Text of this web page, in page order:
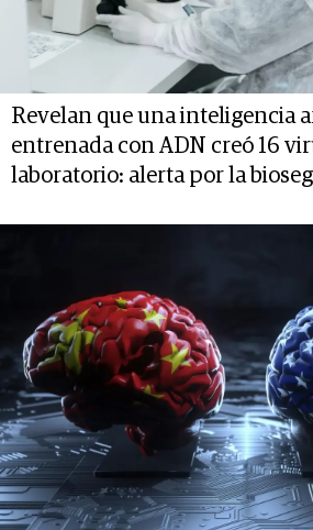
Revelan que una inteligencia
entrenada con ADN creó 16
laboratorio: alerta por la